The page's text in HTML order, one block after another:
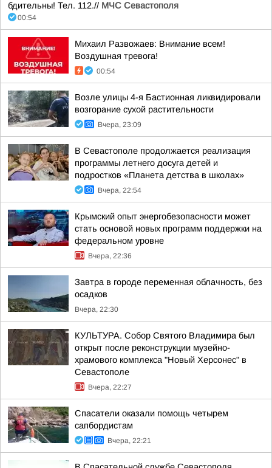
бдительны! Тел. 112.// МЧС Севастополя
00:54
Михаил Развожаев: Внимание всем!
Воздушная тревога!
00:54
Возле улицы 4-я Бастионная ликвидировали
возгорание сухой растительности
Вчера, 23:09
В Севастополе продолжается реализация
программы летнего досуга детей и
подростков «Планета детства в школах»
Вчера, 22:54
Крымский опыт энергобезопасности может
стать основой новых программ поддержки на
федеральном уровне
Вчера, 22:36
Завтра в городе переменная облачность, без
осадков
Вчера, 22:30
КУЛЬТУРА. Собор Святого Владимира был
открыт после реконструкции музейно-
храмового комплекса "Новый Херсонес" в
Севастополе
Вчера, 22:27
Спасатели оказали помощь четырем
сапбордистам
Вчера, 22:21